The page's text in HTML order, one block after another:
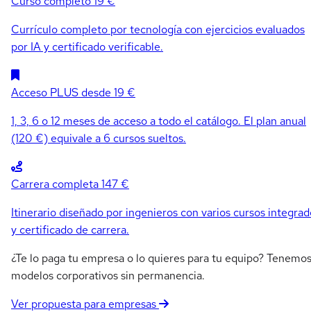
Currículo completo por tecnología con ejercicios evaluados
por IA y certificado verificable.
Acceso PLUS desde 19 €
1, 3, 6 o 12 meses de acceso a todo el catálogo. El plan anual
(120 €) equivale a 6 cursos sueltos.
Carrera completa147 €
Itinerario diseñado por ingenieros con varios cursos
y certificado de carrera.
¿Te lo paga tu empresa o lo quieres para tu equipo? Tenemos
modelos corporativos sin permanencia.
Ver propuesta para empresas